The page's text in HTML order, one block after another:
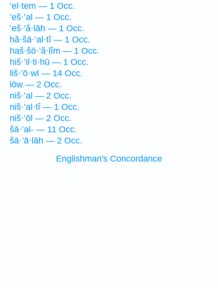
’el·tem — 1 Occ.
’eš·’al — 1 Occ.
’eš·’ă·lāh — 1 Occ.
hă·šā·’al·tî — 1 Occ.
haš·šō·’ă·lîm — 1 Occ.
hiš·’il·ti·hū — 1 Occ.
liš·’ō·wl — 14 Occ.
lōw — 2 Occ.
niš·’al — 2 Occ.
niš·’al·tî — 1 Occ.
niš·’ōl — 2 Occ.
šā·’al- — 11 Occ.
šā·’ā·lāh — 2 Occ.
Englishman's Concordance